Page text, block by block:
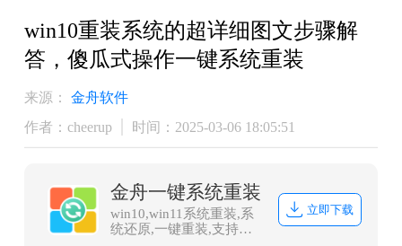
​win10重装系统的超详细图文步骤解
答，傻瓜式操作一键系统重装
来源：
金舟软件
作者：cheerup
时间：2025-03-06 18:05:51
金舟一键系统重装
win10,win11系统重装,系
统还原,一键重装,支持笔
立即下载